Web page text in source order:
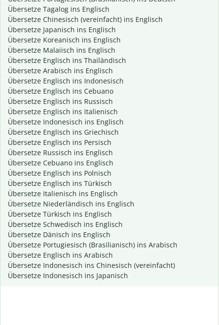
Übersetze Tagalog ins Englisch
Übersetze Chinesisch (vereinfacht) ins Englisch
Übersetze Japanisch ins Englisch
Übersetze Koreanisch ins Englisch
Übersetze Malaiisch ins Englisch
Übersetze Englisch ins Thailändisch
Übersetze Arabisch ins Englisch
Übersetze Englisch ins Indonesisch
Übersetze Englisch ins Cebuano
Übersetze Englisch ins Russisch
Übersetze Englisch ins Italienisch
Übersetze Indonesisch ins Englisch
Übersetze Englisch ins Griechisch
Übersetze Englisch ins Persisch
Übersetze Russisch ins Englisch
Übersetze Cebuano ins Englisch
Übersetze Englisch ins Polnisch
Übersetze Englisch ins Türkisch
Übersetze Italienisch ins Englisch
Übersetze Niederländisch ins Englisch
Übersetze Türkisch ins Englisch
Übersetze Schwedisch ins Englisch
Übersetze Dänisch ins Englisch
Übersetze Portugiesisch (Brasilianisch) ins Arabisch
Übersetze Englisch ins Arabisch
Übersetze Indonesisch ins Chinesisch (vereinfacht)
Übersetze Indonesisch ins Japanisch